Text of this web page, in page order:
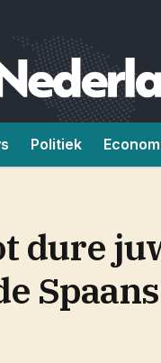
Politiek
dure